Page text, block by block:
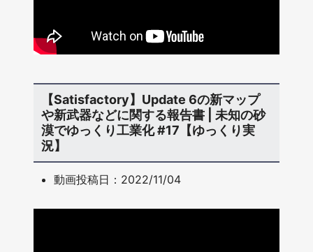
【Satisfactory】Update 6の新マップ
や新武器などに関する報告書 | 未知の砂
漠でゆっくり工業化 #17【ゆっくり実
況】
動画投稿日：2022/11/04